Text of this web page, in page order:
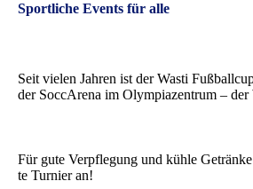
Sportliche Events für alle
Seit vie­len Jah­ren ist der Was­ti
der Soc­cA­re­na im Olym­pia­zen­trum –
Für gute Ver­pfle­gung und küh­le
te Tur­nier an!